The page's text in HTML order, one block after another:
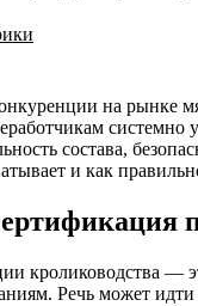
на рынке
системно
состава,
и как
кролиководства —
Речь может